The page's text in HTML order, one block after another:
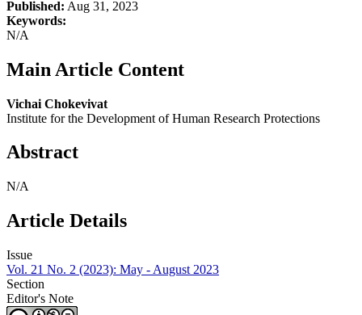
Published: Aug 31, 2023
Keywords:
N/A
Main Article Content
Vichai Chokevivat
Institute for the Development of Human Research Protections
Abstract
N/A
Article Details
Issue
Vol. 21 No. 2 (2023): May - August 2023
Section
Editor's Note